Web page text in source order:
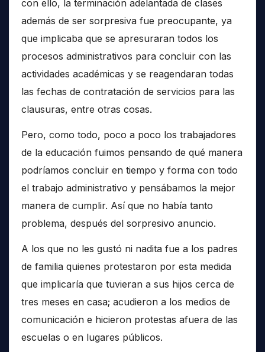
con ello, la terminación adelantada de clases
además de ser sorpresiva fue preocupante, ya
que implicaba que se apresuraran todos los
procesos administrativos para concluir con las
actividades académicas y se reagendaran todas
las fechas de contratación de servicios para las
clausuras, entre otras cosas.
Pero, como todo, poco a poco los trabajadores
de la educación fuimos pensando de qué manera
podríamos concluir en tiempo y forma con todo
el trabajo administrativo y pensábamos la mejor
manera de cumplir. Así que no había tanto
problema, después del sorpresivo anuncio.
A los que no les gustó ni nadita fue a los padres
de familia quienes protestaron por esta medida
que implicaría que tuvieran a sus hijos cerca de
tres meses en casa; acudieron a los medios de
comunicación e hicieron protestas afuera de las
escuelas o en lugares públicos.